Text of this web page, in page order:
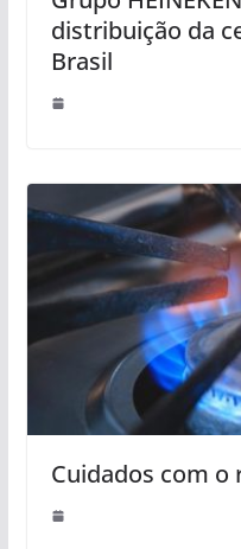
distribuição da
Brasil
Cuidados com o